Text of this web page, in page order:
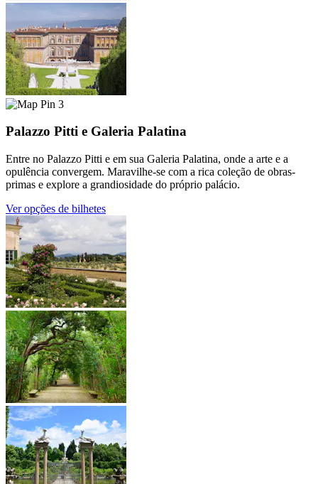
3
Palazzo Pitti e Galeria Palatina
Entre no Palazzo Pitti e em sua Galeria Palatina, onde a arte e a
opulência convergem. Maravilhe-se com a rica coleção de obras-
primas e explore a grandiosidade do próprio palácio.
Ver opções de bilhetes